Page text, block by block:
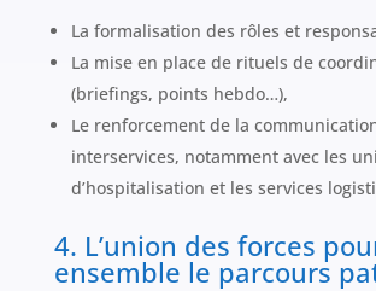
La formalisation des rôles et
La mise en place de rituels de
(briefings, points hebdo…),
Le renforcement de la
interservices, notamment avec les
d’hospitalisation et les services
4. L’union des forces
ensemble le parcours